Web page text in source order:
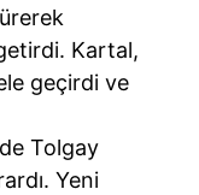
Kartal,
geçirdi ve
Tolgay
Yeni